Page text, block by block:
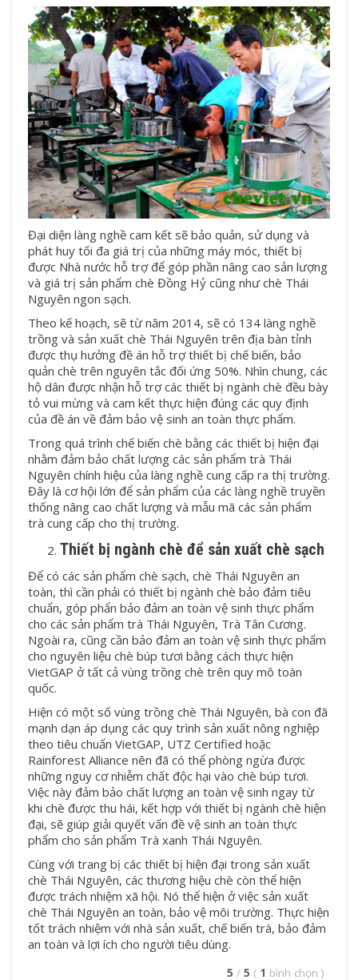
Đại diện làng nghề cam kết sẽ bảo quản, sử dụng và
phát huy tối đa giá trị của những máy móc, thiết bị
được Nhà nước hỗ trợ để góp phần nâng cao sản lượng
và giá trị sản phẩm chè Đồng Hỷ cũng nhưchè Thái
Nguyên ngon sạch.
Theo kế hoạch, sẽ từ năm 2014, sẽ có 134 làng nghề
trồng và sản xuất chè Thái Nguyên trên địa bàn tỉnh
được thụ hưởng đề án hỗ trợ thiết bị chế biến, bảo
quản chè trên nguyên tắc đối ứng 50%. Nhìn chung, các
hộ dân được nhận hỗ trợ các thiết bị ngành chè đều bày
tỏ vui mừng và cam kết thực hiện đúng các quy định
của đề án về đảm bảo vệ sinh an toàn thực phẩm.
Trong quá trình chế biến chè bằng các thiết bị hiện đại
nhằm đảm bảo chất lượng các sản phẩm trà Thái
Nguyên chính hiệu của làng nghề cung cấp ra thị trường.
Đây là cơ hội lớn để sản phẩm của các làng nghề truyền
thống nâng cao chất lượng và mẫu mã các sản phẩm
trà cung cấp cho thị trường.
Thiết bị ngành chè để sản xuất chè sạch
Để có các sản phẩm chè sạch, chè Thái Nguyên an
toàn, thì cần phải có thiết bị ngành chè bảo đảm tiêu
chuẩn, góp phẩn bảo đảm an toàn vệ sinh thực phẩm
cho các sản phẩm trà Thái Nguyên, Trà Tân Cương.
Ngoài ra, cũng cần bảo đảm an toàn vệ sinh thực phẩm
cho nguyên liệu chè búp tươi bằng cách thực hiện
VietGAP ở tất cả vùng trồng chè trên quy mô toàn
quốc.
Hiện có một số vùng trồng chè Thái Nguyên, bà con đã
mạnh dạn áp dụng các quy trình sản xuất nông nghiệp
theo tiêu chuẩn VietGAP, UTZ Certified hoặc
Rainforest Alliance nên đã có thể phòng ngừa được
những nguy cơ nhiễm chất độc hại vào chè búp tươi.
Việc này đảm bảo chất lượng an toàn vệ sinh ngay từ
khi chè được thu hái, kết hợp với thiết bị ngành chè hiện
đại, sẽ giúp giải quyết vấn đề vệ sinh an toàn thực
phẩm cho sản phẩm Trà xanh Thái Nguyên.
Cùng với trang bị các thiết bị hiện đại trong sản xuất
chè Thái Nguyên, các thương hiệu chè còn thể hiện
được trách nhiệm xã hội. Nó thể hiện ở việc sản xuất
chè Thái Nguyên an toàn, bảo vệ môi trường. Thực hiện
tốt trách nhiệm với nhà sản xuất, chế biến trà, bảo đảm
an toàn và lợi ích cho người tiêu dùng.
5 / 5 ( 1 bình chọn )